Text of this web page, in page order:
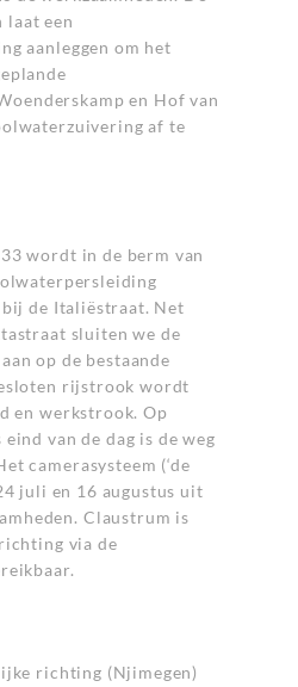
laat een
aanleggen om het
en Hof van
af te
wordt in de berm van
de Italiëstraat. Net
sluiten we de
op de bestaande
rijstrook wordt
en werkstrook. Op
van de dag is de weg
camerasysteem (‘de
juli en 16 augustus uit
Claustrum is
via de
richting (Njimegen)